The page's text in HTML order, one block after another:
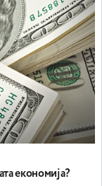
економија?